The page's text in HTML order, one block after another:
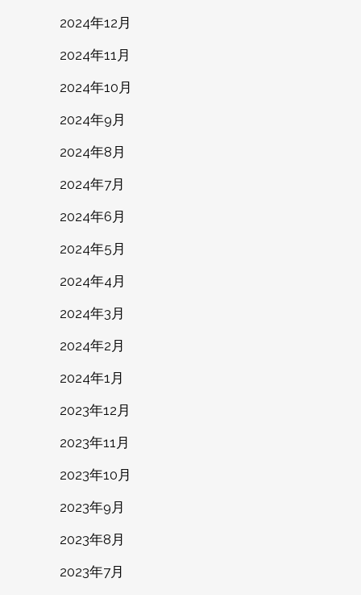
2024年12月
2024年11月
2024年10月
2024年9月
2024年8月
2024年7月
2024年6月
2024年5月
2024年4月
2024年3月
2024年2月
2024年1月
2023年12月
2023年11月
2023年10月
2023年9月
2023年8月
2023年7月